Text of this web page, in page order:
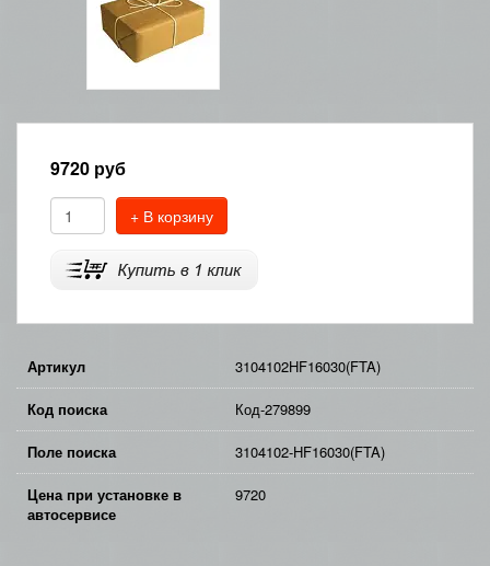
9720 руб
+ В корзину
Артикул 3104102HF16030(FTA)
Код поиска Код-279899
Поле поиска 3104102-HF16030(FTA)
Цена при установке в
автосервисе
9720